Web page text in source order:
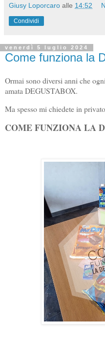
Giusy Loporcaro alle 14:52
Condividi
venerdì 5 luglio 2024
Come funziona la
Ormai sono diversi anni che
amata DEGUSTABOX.
Ma spesso mi chiedete in privato
COME FUNZIONA LA